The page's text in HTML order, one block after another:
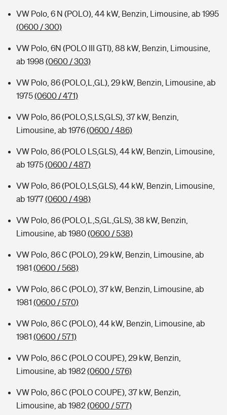
VW Polo, 6 N (POLO), 44 kW, Benzin, Limousine, ab 1995
(0600 / 300)
VW Polo, 6N (POLO III GTI), 88 kW, Benzin, Limousine,
ab 1998 (0600 / 303)
VW Polo, 86 (POLO,L,GL), 29 kW, Benzin, Limousine, ab
1975(0600 / 471)
VW Polo, 86 (POLO,S,LS,GLS), 37 kW, Benzin,
Limousine, ab 1976(0600 / 486)
VW Polo, 86 (POLO LS,GLS), 44 kW, Benzin, Limousine,
ab 1975(0600 / 487)
VW Polo, 86 (POLO,LS,GLS), 44 kW, Benzin, Limousine,
ab 1977(0600 / 498)
VW Polo, 86 (POLO,L,S,GL,GLS), 38 kW, Benzin,
Limousine, ab 1980(0600 / 538)
VW Polo, 86 C (POLO), 29 kW, Benzin, Limousine, ab
1981 (0600 / 568)
VW Polo, 86 C (POLO), 37 kW, Benzin, Limousine, ab
1981 (0600 / 570)
VW Polo, 86 C (POLO), 44 kW, Benzin, Limousine, ab
1981 (0600 / 571)
VW Polo, 86 C (POLO COUPE), 29 kW, Benzin,
Limousine, ab 1982(0600 / 576)
VW Polo, 86 C (POLO COUPE), 37 kW, Benzin,
Limousine, ab 1982(0600 / 577)